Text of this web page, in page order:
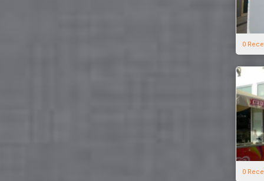
0
0